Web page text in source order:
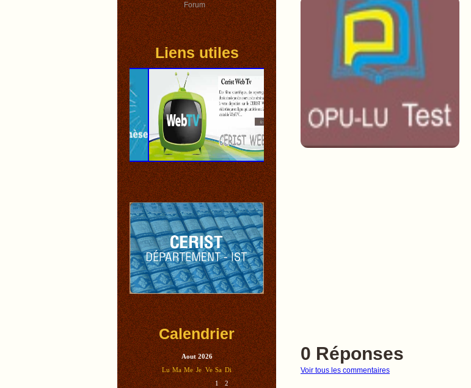
0 Réponses
Voir tous les commentaires
Forum
Liens utiles
Calendrier
Aout 2026
Lu Ma Me Je Ve Sa Di
1
2